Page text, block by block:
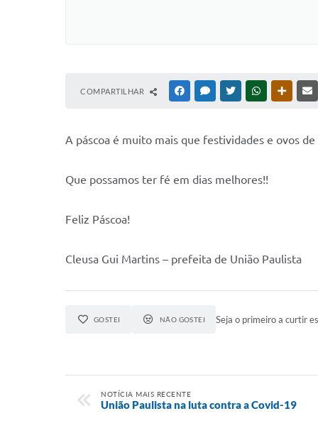
COMPARTILHAR FACEBOOKMESSENGER
TWITTERWHATSAPP
A páscoa é muito mais que festividades e ovos
Que possamos ter fé em dias melhores!!
Feliz Páscoa!
Cleusa Gui Martins – prefeita de União Paulista
GOSTEI NÃO GOSTEI Seja o primeiro a curtir
NOTÍCIA MAIS RECENTE
União Paulista na luta contra a Covid-19